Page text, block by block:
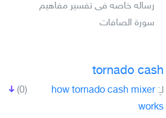
رساله خاصه فى تفسير مفاهيم
سورة الصافات
tornado cash
(0) لـِ:how tornado cash mixer
works